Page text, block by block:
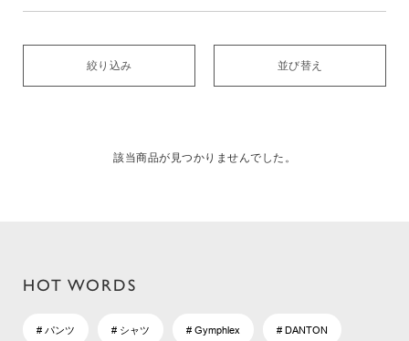
絞り込み 並び替え
該当商品が見つかりませんでした。
HOT WORDS
# パンツ # シャツ # Gymphlex # DANTON